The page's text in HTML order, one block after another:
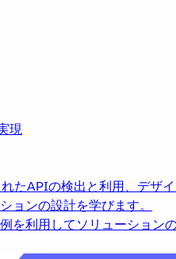
現
たAPIの検出と利用、デザ
ョンの設計を学びます。
を利用してソリューション